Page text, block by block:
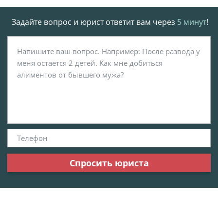
Задайте вопрос и юрист ответит вам через 5 минут!
Спросить юриста